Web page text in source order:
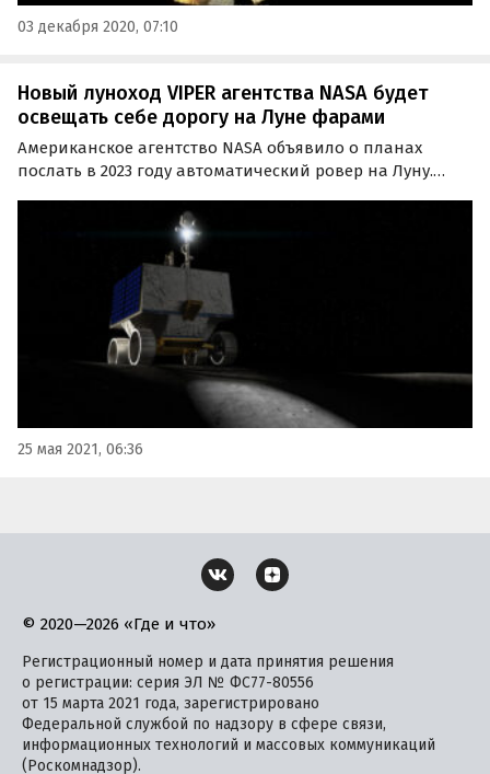
03 декабря 2020, 07:10
Новый луноход VIPER агентства NASA будет
освещать себе дорогу на Луне фарами
Американское агентство NASA объявило о планах
послать в 2023 году автоматический ровер на Луну.
бюджету США 433,5 млн долларов, должна разведать
места потенциальной посадки в 2024 году
пилотируемой…
25 мая 2021, 06:36
© 2020—2026 «Где и что»
Регистрационный номер и дата принятия решения
о регистрации: серия ЭЛ № ФС77-80556
от 15 марта 2021 года, зарегистрировано
Федеральной службой по надзору в сфере связи,
информационных технологий и массовых коммуникаций
(Роскомнадзор).